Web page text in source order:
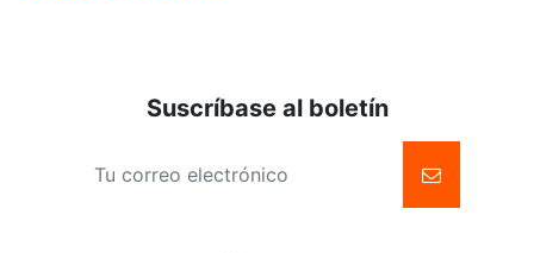
Suscríbase al boletín